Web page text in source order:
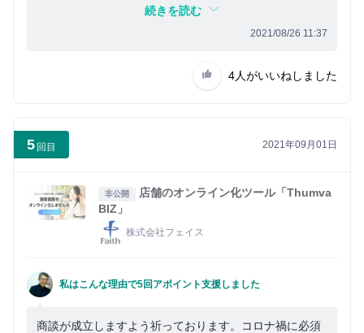
管理コスト削減にもつながるかと。
続きを読む
2021/08/26 11:37
4人がいいねしました
5 回目 2021年09月01日
非公開
店舗のオンライン化ツール「Thumva
BIZ」
株式会社フェイス
私はこんな理由で5回アポイント支援しました
商談が成立しますよう祈っております。コロナ禍に必須